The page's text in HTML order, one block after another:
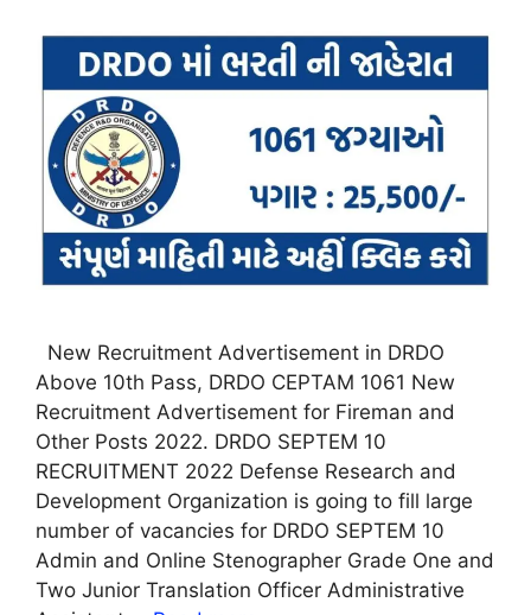
New Recruitment Advertisement in DRDO
Above 10th Pass, DRDO CEPTAM 1061 New
Recruitment Advertisement for Fireman and
Other Posts 2022. DRDO SEPTEM 10
RECRUITMENT 2022 Defense Research and
Development Organization is going to fill large
number of vacancies for DRDO SEPTEM 10
Admin and Online Stenographer Grade One and
Two Junior Translation Officer Administrative